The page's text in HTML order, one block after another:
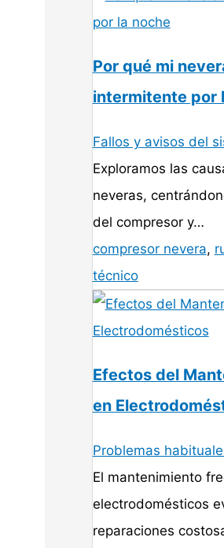
Por qué mi
intermitente por
Fallos y avisos del
Exploramos las
neveras,
del compresor y…
compresor nevera,
técnico
Efectos del
en
Problemas
El mantenimiento
electrodomésticos
reparaciones